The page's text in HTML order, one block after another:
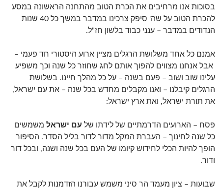
בסוכות אנו מרחיבים את הכרת הטוב מהתחנה הראשונה במסע
להכרת הטוב על שה' סיפק צרכינו במדבר במשך כל 40 שנות
הנדודים במדבר – ענני כבוד בלשון חז"ל.
אמנם כל אחד משלושת הרגלים מציין ארוע היסטורי חד פעמי –
אבל אנחנו מצווים להפוך אותם לחג שחוזר כל שנה וכך משפיע
עלינו שוב ושוב – פעם בשנה – על כל מהלך חיינו. בשלושת
הרגלים קיבלנו – ואנו מקבלים מחדש בכל שנה – את עם ישראל,
את תורת ישראל, ואת ארץ ישראל:
פסח – הארועים הדרמתיים של לידתו של עם ישראל משמשים
כל שנה לחינוך – העברת המקל מדור לדור בליל הסדר. הסיפור
הופך להיות הכלי לחידוש קיומו של העם בכל שנה ושנה, ובכל דור
ודור.
שבועות – ציון מעמד הר סיני משמש עבורנו הזדמנות לקבל את